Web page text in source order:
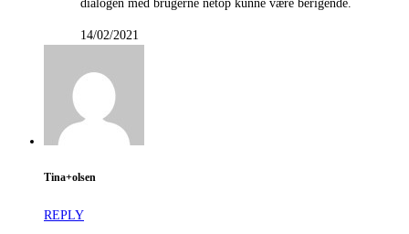
dialogen med brugerne netop kunne være berigende.
14/02/2021
Tina+olsen
REPLY